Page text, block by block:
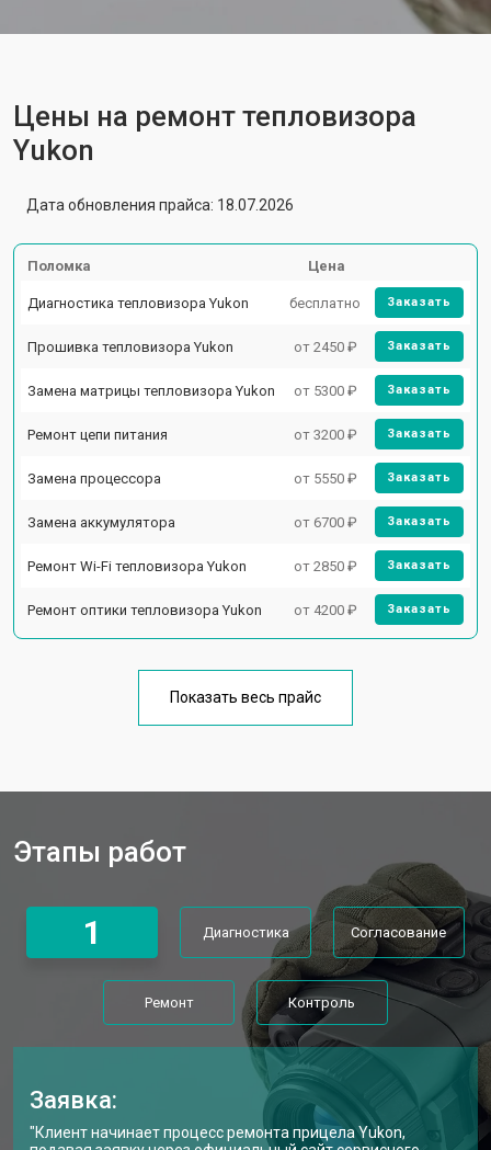
Цены на ремонт тепловизора
Yukon
Дата обновления прайса: 18.07.2026
Поломка Цена
Диагностика тепловизора Yukon бесплатно Заказать
Прошивка тепловизора Yukon от 2450 ₽ Заказать
Замена матрицы тепловизора Yukon от 5300 ₽ Заказать
Ремонт цепи питания от 3200 ₽ Заказать
Замена процессора от 5550 ₽ Заказать
Замена аккумулятора от 6700 ₽ Заказать
Ремонт Wi-Fi тепловизора Yukon от 2850 ₽ Заказать
Ремонт оптики тепловизора Yukon от 4200 ₽ Заказать
Показать весь прайс
Этапы работ
1 Диагностика Согласование
Ремонт Контроль
Заявка:
"Клиент начинает процесс ремонта прицела Yukon,